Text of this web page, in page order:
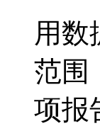
用数
范围
项报